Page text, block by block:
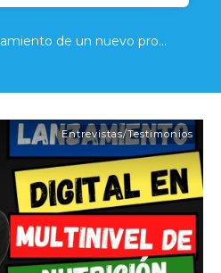
Tag: lanzamiento de un nuevo producto al mercado ejemplos
Entrevistas/Testimonios